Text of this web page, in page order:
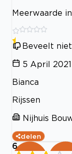
Meerwaarde
Beveelt
5 April 2021
Bianca
Rijssen
Nijhuis
delen
6